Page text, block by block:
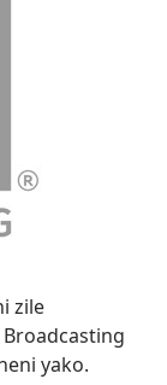
zile
yako.